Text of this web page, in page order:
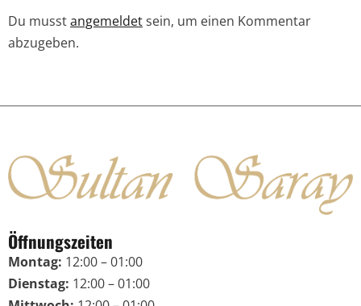
Du musstangemeldetsein, um einen Kommentar
abzugeben.
Öffnungszeiten
Montag: 12:00 – 01:00
Dienstag: 12:00 – 01:00